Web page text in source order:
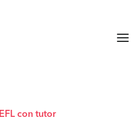
con tutor